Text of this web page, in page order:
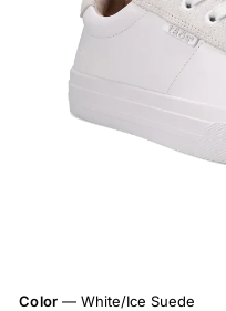
Color — White/Ice Suede